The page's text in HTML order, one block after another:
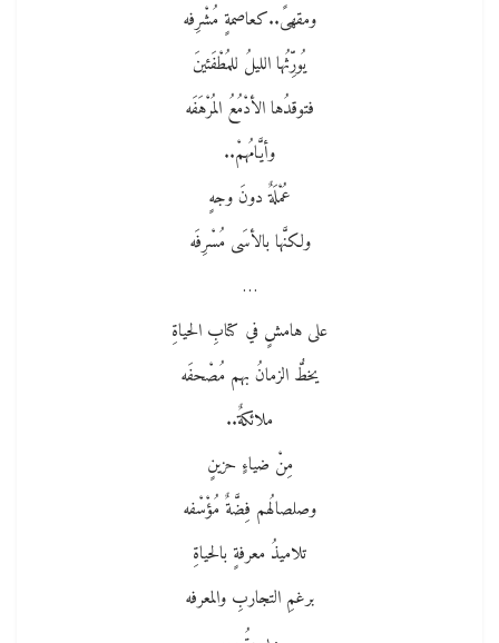
ومقهىً..كعاصمةٍ مُشْرِفه
يُورِّثُها الليلُ للمُطْفَئينَ
فتوقدُها الأدْمُعُ المُرْهَفَه
وأيَّامُهمْ..
عُمْلَةٌ دونَ وجهٍ
ولكنَّها بالأسَى مُسْرِفَه
…
على هامشٍ في كتابِ الحياةِ
يخطُّ الزمانُ بهم مُصْحفَه
ملائكةٌ..
مِنْ ضياءٍ حزينٍ
وصلصالُهم فِضَّةٌ مُؤْسْفه
تلاميذُ معرفةٍ بالحياةِ
برغمِ التجاربِ والمعرفه